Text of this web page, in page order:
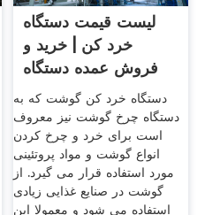
لیست قیمت دستگاه
خرد کن | خرید و
فروش عمده دستگاه
خرد کن ...
دستگاه خرد کن گوشت که به
دستگاه چرخ گوشت نیز معروف
است برای خرد و چرخ کردن
انواع گوشت و مواد پروتئینی
مورد استفاده قرار می گیرد. از
گوشت در صنایع غذایی زیادی
استفاده می شود و معمولا این